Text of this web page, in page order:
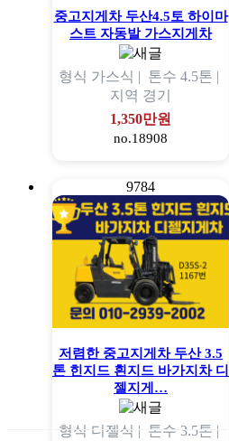
중고지게차 두산4.5토 하이마
스트 자동발 가스지게차
형식 가스식 | 톤수 4.5톤 |
지역 경기
1,350만원
no.18908
9784
저렴한 중고지게차 두산 3.5
톤 힌지드 흰지드 바가지차 디
젤지게…
형식 디젤식 | 톤수 3.5톤 |